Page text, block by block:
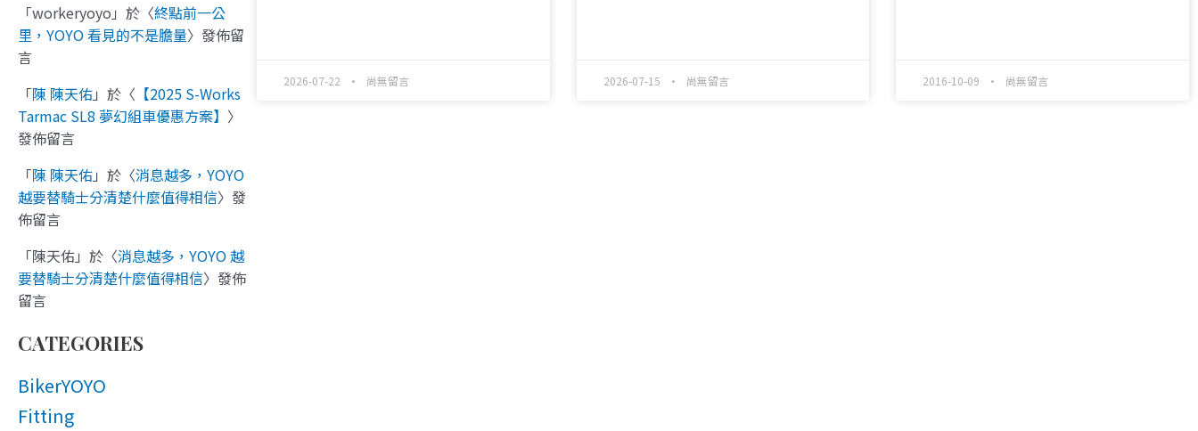
「workeryoyo 」於〈終點前一公
里，YOYO 看見的不是膽量〉發佈留
言
「陳 陳天佑」於〈 【2025 S-Works
Tarmac SL8 夢幻組車優惠方案】 〉
發佈留言
「陳 陳天佑」於〈消息越多，YOYO
越要替騎士分清楚什麼值得相信〉發
佈留言
「陳天佑」於〈消息越多，YOYO 越
要替騎士分清楚什麼值得相信〉發佈
留言
CATEGORIES
BikerYOYO
Fitting
2026-07-22 尚無留言 2026-07-15 尚無留言 2016-10-09 尚無留言